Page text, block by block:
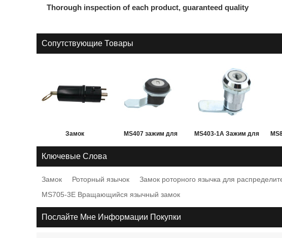
Thorough inspection of each product, guaranteed quality
Сопутствующие Товары
Замок
от Hubei JUCRO
Electric
MS407 зажим для
распределительного
устройства от JUCRO
MS403-1A Зажим для
распределительного
Ключевые Слова
Замок Роторный язычок Замок роторного язычка для
MS705-3E Вращающийся язычный замок
Послайте Мне Информации Покупки